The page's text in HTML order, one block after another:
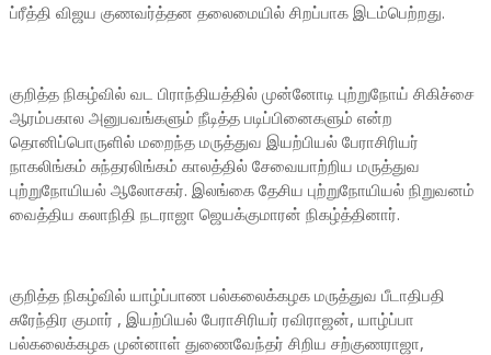
ப்ரீத்தி விஜய குணவர்த்தன தலைமையில் சிறப்பாக இடம்பெற்றது.
குறித்த நிகழ்வில் வட பிராந்தியத்தில் முன்னோடி புற்றுநோய் சிகிச்சை
ஆரம்பகால அனுபவங்களும் நீடித்த படிப்பினைகளும் என்ற
தொனிப்பொருளில் மறைந்த மருத்துவ இயற்பியல் பேராசிரியர்
நாகலிங்கம் சுந்தரலிங்கம் காலத்தில் சேவையாற்றிய மருத்துவ
புற்றுநோயியல் ஆலோசகர். இலங்கை தேசிய புற்றுநோயியல் நிறுவனம்
வைத்திய கலாநிதி நடராஜா ஜெயக்குமாரன் நிகழ்த்தினார்.
குறித்த நிகழ்வில் யாழ்ப்பாண பல்கலைக்கழக மருத்துவ பீடாதிபதி
சுரேந்திர குமார் , இயற்பியல் பேராசிரியர் ரவிராஜன், யாழ்ப்பா
பல்கலைக்கழக முன்னாள் துணைவேந்தர் சிறிய சற்குணராஜா,